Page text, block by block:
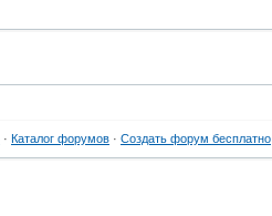
· Каталог форумов · Создать форум бесплатно